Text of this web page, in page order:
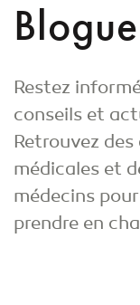
Blogue
Restez
conseils et
Retrouvez
médicales et
médecins
prendre en